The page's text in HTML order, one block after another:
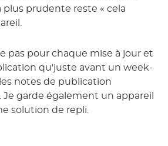
plus prudente reste « cela
pas pour chaque mise à jour et
qu'juste avant un week-
notes de publication
garde également un appareil
solution de repli.